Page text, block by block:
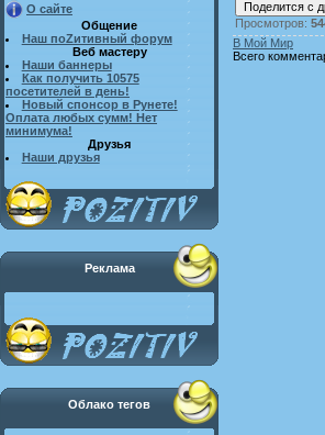
О сайте
Общение
Наш поZитивный форум
Веб мастеру
Наши баннеры
Как получить 10575
посетителей в день!
Новый спонсор в Рунете!
Оплата любых сумм! Нет
минимума!
Друзья
Наши друзья
Реклама
Облако тегов
Просмотров:
В Мой Мир
Всего